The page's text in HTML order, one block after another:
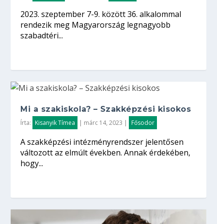
2023. szeptember 7-9. között 36. alkalommal
rendezik meg Magyarország legnagyobb
szabadtéri...
Mi a szakiskola? – Szakképzési kisokos
Írta: Kisanyik Tímea | márc 14, 2023 | Fősodor
A szakképzési intézményrendszer jelentősen
változott az elmúlt években. Annak érdekében,
hogy...